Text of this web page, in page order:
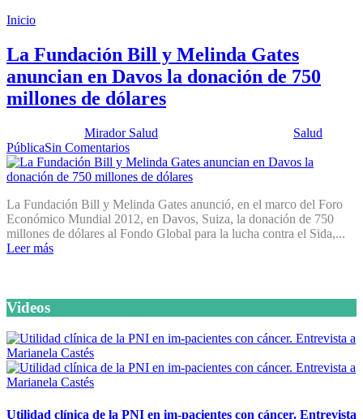
Inicio
La Fundación Bill y Melinda Gates
anuncian en Davos la donación de 750
millones de dólares
Mirador Salud
Salud
PúblicaSin Comentarios
La Fundación Bill y Melinda Gates anunció, en el marco del Foro
Económico Mundial 2012, en Davos, Suiza, la donación de 750
millones de dólares al Fondo Global para la lucha contra el Sida,...
Leer más
Videos
Utilidad clínica de la PNI en im-pacientes con cáncer. Entrevista